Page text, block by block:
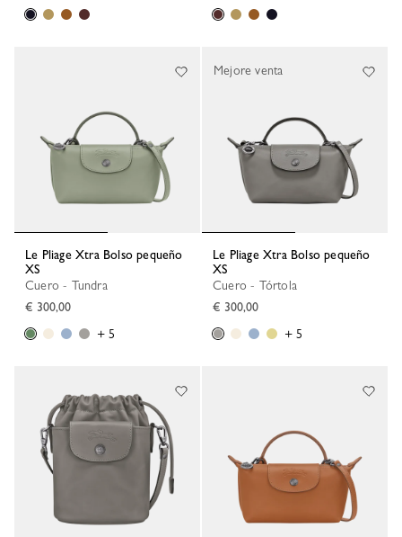
Le Pliage Xtra Bolso pequeño
XS
Cuero - Tundra
€ 300,00
+ 5
Le Pliage Xtra Bolso pequeño
XS
Cuero - Tórtola
€ 300,00
+ 5
Mejore venta